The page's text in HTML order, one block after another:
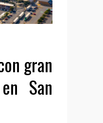
gran
San